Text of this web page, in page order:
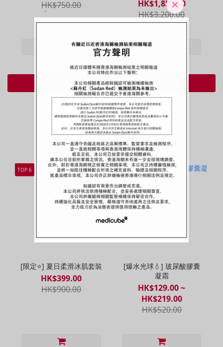
HK$750.00
HK$1,850.00
HK$3,200.00
查看更多
限時優惠
TOP 6
[限定⭐] 夏日柔滑冰肌套裝
HK$399.00
HK$900.00
[爆水光球💧] 玻尿酸膠囊
凝霜
HK$129.00 ~
HK$219.00
HK$520.00